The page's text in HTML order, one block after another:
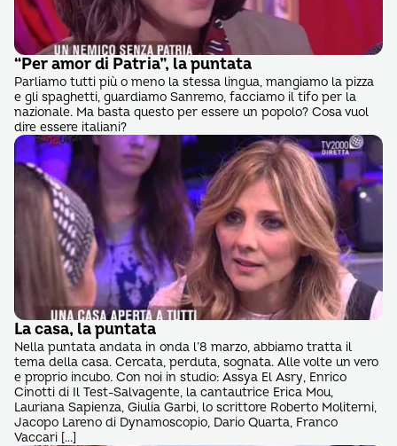
“Per amor di Patria”, la puntata
Parliamo tutti più o meno la stessa lingua, mangiamo la pizza
e gli spaghetti, guardiamo Sanremo, facciamo il tifo per la
nazionale. Ma basta questo per essere un popolo? Cosa vuol
dire essere italiani?
La casa, la puntata
Nella puntata andata in onda l’8 marzo, abbiamo tratta il
tema della casa. Cercata, perduta, sognata. Alle volte un vero
e proprio incubo. Con noi in studio: Assya El Asry, Enrico
Cinotti di Il Test-Salvagente, la cantautrice Erica Mou,
Lauriana Sapienza, Giulia Garbi, lo scrittore Roberto Moliterni,
Jacopo Lareno di Dynamoscopio, Dario Quarta, Franco
Vaccari […]